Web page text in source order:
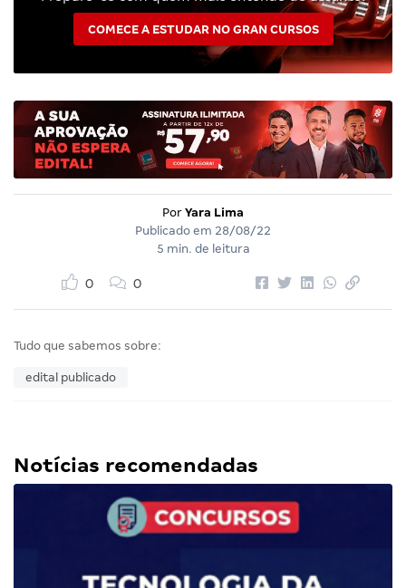
COMECE A ESTUDAR NO GRAN CURSOS
Por Yara Lima
Publicado em 28/08/22
5 min. de leitura
0 0
Tudo que sabemos sobre:
edital publicado
Notícias recomendadas